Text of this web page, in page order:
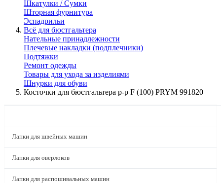
Шкатулки / Сумки
Шторная фурнитура
Эспадрильи
Всё для бюстгальтера
Нательные принадлежности
Плечевые накладки (подплечники)
Подтяжки
Ремонт одежды
Товары для ухода за изделиями
Шнурки для обуви
Косточки для бюстгальтера р-р F (100) PRYM 991820
Лапки для швейных машин
Лапки для оверлоков
Лапки для распошивальных машин